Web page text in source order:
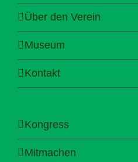
Über den Verein
Museum
Kontakt
Kongress
Mitmachen